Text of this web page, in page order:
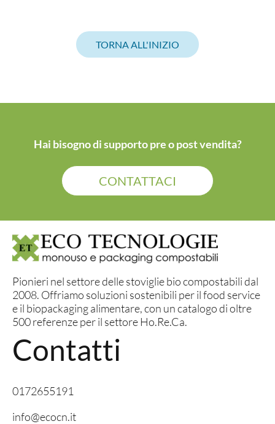
TORNA ALL'INIZIO
Hai bisogno di supporto pre o post vendita?
CONTATTACI
Pionieri nel settore delle stoviglie bio compostabili dal
2008. Offriamo soluzioni sostenibili per il food service
e il biopackaging alimentare, con un catalogo di oltre
500 referenze per il settore Ho.Re.Ca.
Contatti
0172655191
info@ecocn.it